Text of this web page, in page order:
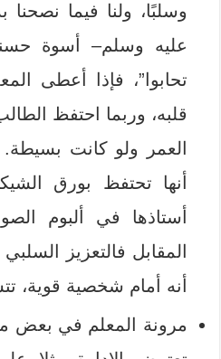
وسلبًا، ولنا فيما
عليه وسلم– أسوة
تحابوا”، فإذا أعطى
قلبه، وربما احتفظ
العمر ولو كانت
أنها تحتفظ بورق
أستاذها في ألبوم
المقابل فالتعزيز
أنه أمام شخصية قوية،
مرونة المعلم في بعض